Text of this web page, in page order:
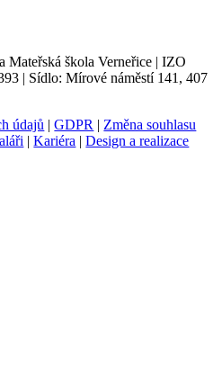
Mateřská škola Verneřice | IZO
| Sídlo: Mírové náměstí 141, 407
údajů |GDPR | Změna souhlasu
|Kariéra |Design a realizace